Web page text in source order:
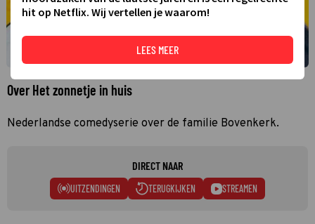
Over Het zonnetje in huis
Nederlandse comedyserie over de familie Bovenkerk.
DIRECT NAAR
UITZENDINGEN TERUGKIJKEN STREAMEN
hit op Netflix. Wij vertellen je waarom!
LEES MEER